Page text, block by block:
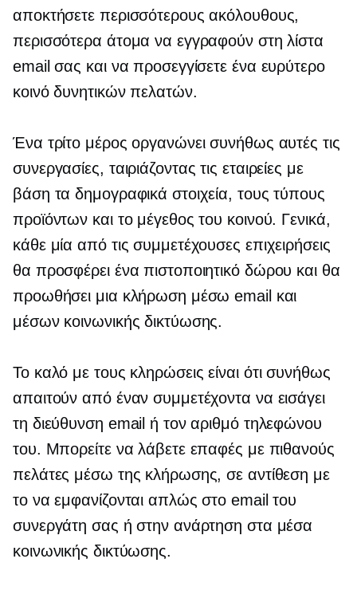
αποκτήσετε περισσότερους ακόλουθους,
περισσότερα άτομα να εγγραφούν στη λίστα
email σας και να προσεγγίσετε ένα ευρύτερο
κοινό δυνητικών πελατών.
Ένα τρίτο μέρος οργανώνει συνήθως αυτές τις
συνεργασίες, ταιριάζοντας τις εταιρείες με
βάση τα δημογραφικά στοιχεία, τους τύπους
προϊόντων και το μέγεθος του κοινού. Γενικά,
κάθε μία από τις συμμετέχουσες επιχειρήσεις
θα προσφέρει ένα πιστοποιητικό δώρου και θα
προωθήσει μια κλήρωση μέσω email και
μέσων κοινωνικής δικτύωσης.
Το καλό με τους κληρώσεις είναι ότι συνήθως
απαιτούν από έναν συμμετέχοντα να εισάγει
τη διεύθυνση email ή τον αριθμό τηλεφώνου
του. Μπορείτε να λάβετε επαφές με πιθανούς
πελάτες μέσω της κλήρωσης, σε αντίθεση με
το να εμφανίζονται απλώς στο email του
συνεργάτη σας ή στην ανάρτηση στα μέσα
κοινωνικής δικτύωσης.